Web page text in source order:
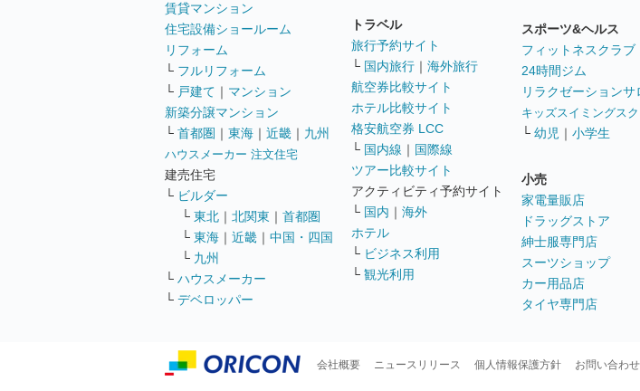
賃貸マンション
住宅設備ショールーム
リフォーム
└ フルリフォーム
└ 戸建て ｜ マンション
新築分譲マンション
└ 首都圏 ｜ 東海 ｜ 近畿 ｜ 九州
ハウスメーカー 注文住宅
建売住宅
└ ビルダー
└ 東北 ｜ 北関東 ｜ 首都圏
└ 東海 ｜ 近畿 ｜ 中国・四国
└ 九州
└ ハウスメーカー
└ デベロッパー
トラベル
旅行予約サイト
└ 国内旅行 ｜ 海外旅行
航空券比較サイト
ホテル比較サイト
格安航空券 LCC
└ 国内線 ｜ 国際線
ツアー比較サイト
アクティビティ予約サイト
└ 国内 ｜ 海外
ホテル
└ ビジネス利用
└ 観光利用
スポーツ&ヘルス
フィットネスクラブ
24時間ジム
リラクゼーションサ
キッズスイミングス
└ 幼児 ｜ 小学生
小売
家電量販店
ドラッグストア
紳士服専門店
スーツショップ
カー用品店
タイヤ専門店
会社概要 ニュースリリース 個人情報保護方針 お問い合わせ